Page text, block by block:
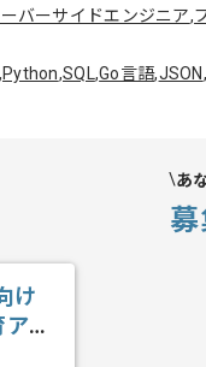
バーサイドエンジニア,
,Python,SQL ,Go言語,JSON,
あ
け
プ